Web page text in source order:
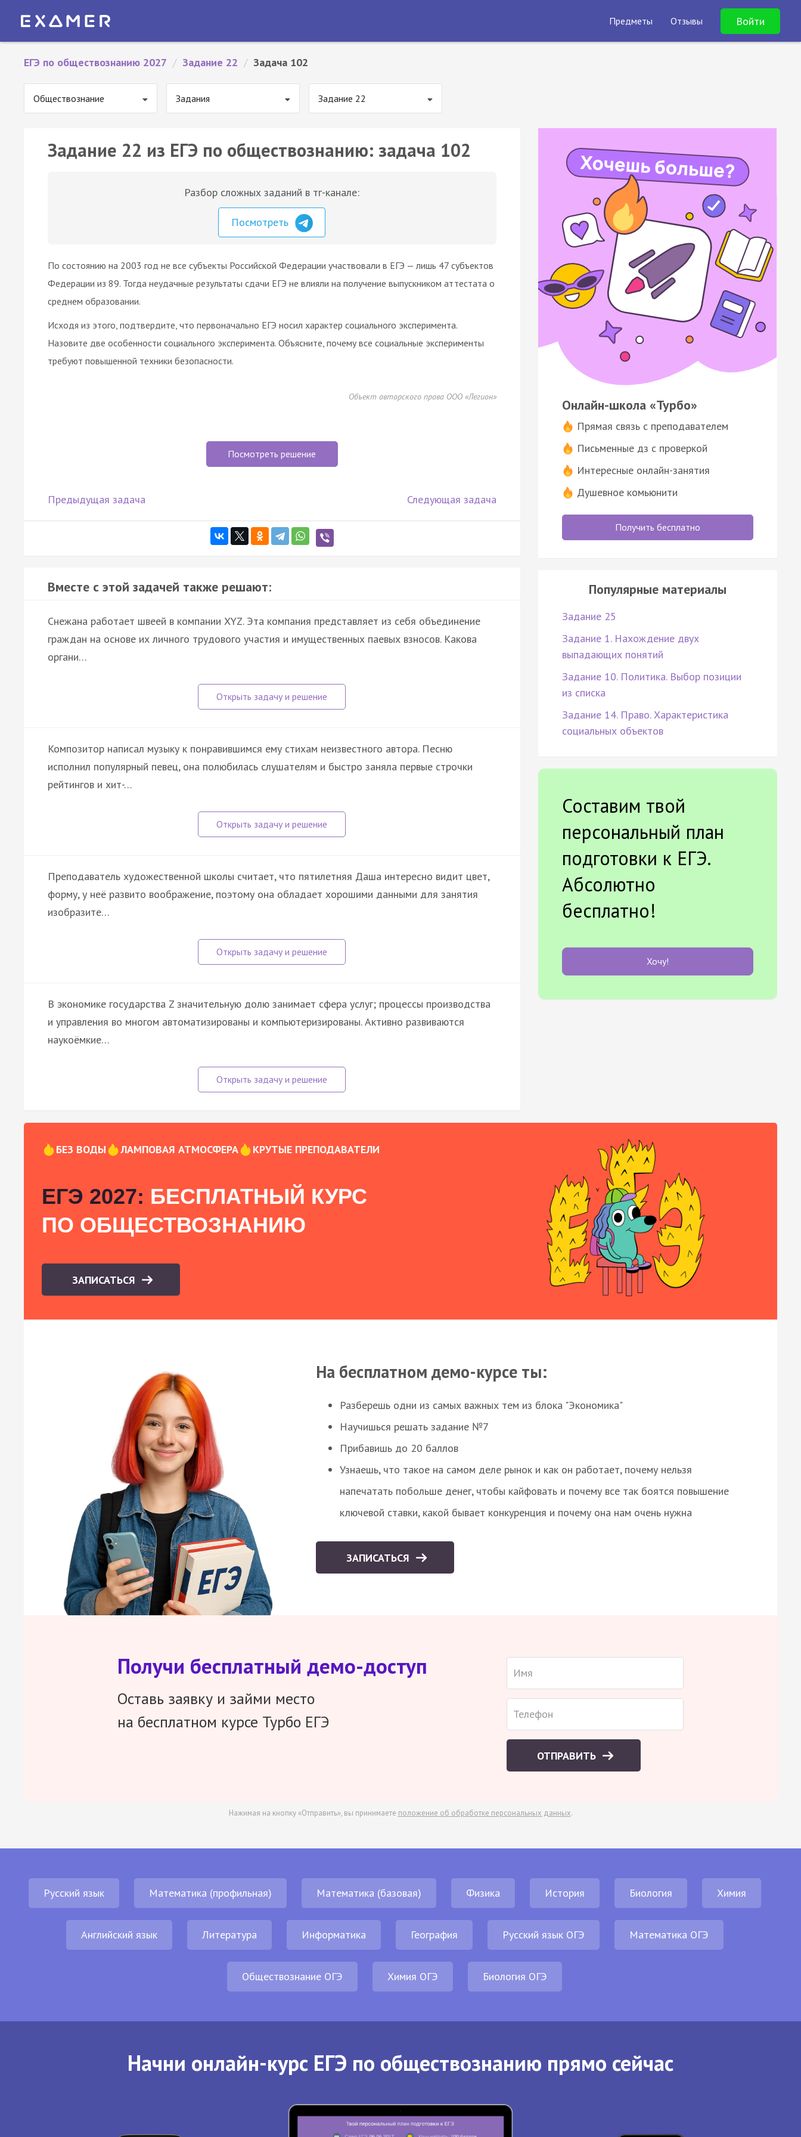
Предметы Отзывы Войти
ЕГЭ по обществознанию 2027 / Задание 22 / Задача 102
Обществознание Задания Задание 22
Задание 22 из ЕГЭ по обществознанию: задача 102
Разбор сложных заданий в тг-канале:
Посмотреть
По состоянию на 2003 год не все субъекты Российской Федерации участвовали в ЕГЭ — лишь 47 субъектов
Федерации из 89. Тогда неудачные результаты сдачи ЕГЭ не влияли на получение выпускником аттестата о
среднем образовании.
Исходя из этого, подтвердите, что первоначально ЕГЭ носил характер социального эксперимента.
Назовите две особенности социального эксперимента. Объясните, почему все социальные эксперименты
требуют повышенной техники безопасности.
Объект авторского права ООО «Легион»
Посмотреть решение
Предыдущая задача Следующая задача
Вместе с этой задачей также решают:
Снежана работает швеей в компании XYZ. Эта компания представляет из себя объединение
граждан на основе их личного трудового участия и имущественных паевых взносов. Какова
органи…
Композитор написал музыку к понравившимся ему стихам неизвестного автора. Песню
исполнил популярный певец, она полюбилась слушателям и быстро заняла первые строчки
рейтингов и хит-…
Преподаватель художественной школы считает, что пятилетняя Даша интересно видит цвет,
форму, у неё развито воображение, поэтому она обладает хорошими данными для занятия
изобразите…
В экономике государства Z значительную долю занимает сфера услуг; процессы производства
и управления во многом автоматизированы и компьютеризированы. Активно развиваются
наукоёмкие…
Онлайн-школа «Турбо»
Прямая связь с преподавателем
Письменные дз с проверкой
Интересные онлайн-занятия
Душевное комьюнити
Получить бесплатно
Популярные материалы
Задание 25
Задание 1. Нахождение двух
выпадающих понятий
Задание 10. Политика. Выбор позиции
из списка
Задание 14. Право. Характеристика
социальных объектов
Составим твой
персональный план
подготовки к ЕГЭ.
Абсолютно
бесплатно!
Хочу!
БЕЗ ВОДЫ ЛАМПОВАЯ АТМОСФЕРА КРУТЫЕ ПРЕПОДАВАТЕЛИ
ЕГЭ 2027: БЕСПЛАТНЫЙ КУРС
ПО ОБЩЕСТВОЗНАНИЮ
ЗАПИСАТЬСЯ
На бесплатном демо-курсе ты:
Разберешь одни из самых важных тем из блока "Экономика"
Научишься решать задание №7
Прибавишь до 20 баллов
Узнаешь, что такое на самом деле рынок и как он работает, почему нельзя
напечатать побольше денег, чтобы кайфовать и почему все так боятся повышение
ключевой ставки, какой бывает конкуренция и почему она нам очень нужна
ЗАПИСАТЬСЯ
Получи бесплатный демо-доступ
Оставь заявку и займи место
на бесплатном курсе Турбо ЕГЭ
ОТПРАВИТЬ
Нажимая на кнопку «Отправить», вы принимаете положение об обработке персональных данных.
Русский язык Математика (профильная) Математика (базовая) Физика История Биология Химия
Английский язык Литература Информатика География Русский язык ОГЭ Математика ОГЭ
Обществознание ОГЭ Химия ОГЭ Биология ОГЭ
Начни онлайн-курс ЕГЭ по обществознанию прямо сейчас